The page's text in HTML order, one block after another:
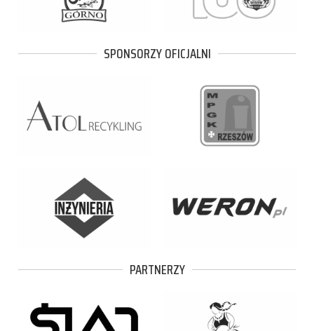
SPONSORZY OFICJALNI
PARTNERZY